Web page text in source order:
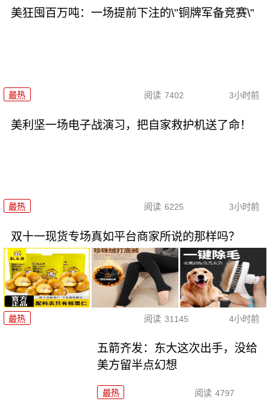
美狂囤百万吨：一场提前下注的\"铜牌军备竞赛\"
最热 阅读 7402 3小时前
美利坚一场电子战演习，把自家救护机送了命！
最热 阅读 6225 3小时前
双十一现货专场真如平台商家所说的那样吗？
最热 阅读 31145 4小时前
五箭齐发：东大这次出手，没给
美方留半点幻想
最热 阅读 4797